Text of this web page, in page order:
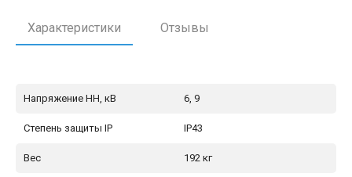
Характеристики Отзывы
Напряжение НН, кВ 6, 9
Степень защиты IP IP43
Вес 192 кг